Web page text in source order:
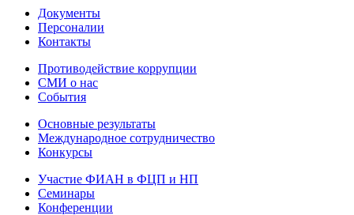
Документы
Персоналии
Контакты
Противодействие коррупции
СМИ о нас
События
Основные результаты
Международное сотрудничество
Конкурсы
Участие ФИАН в ФЦП и НП
Семинары
Конференции